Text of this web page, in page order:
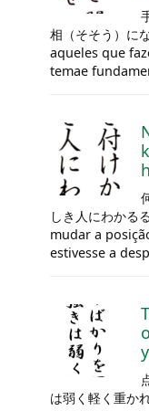
相（そそう）に
aqueles que
temae
しき人にわか
mudar a
estivesse a
は弱く軽く重か